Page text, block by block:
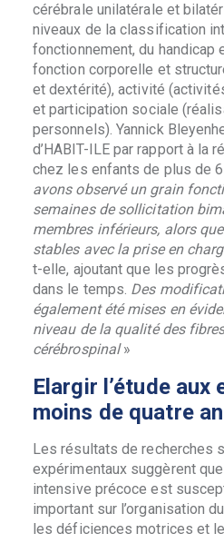
cérébrale unilatérale et
niveaux de la classification
fonctionnement, du handicap
fonction corporelle et
et dextérité), activité
et participation sociale
personnels). Yannick
d’HABIT-ILE par rapport à la
chez les enfants de plus de 6
avons observé un grain
semaines de sollicitation
membres inférieurs, alors
stables avec la prise en
t-elle, ajoutant que les
dans le temps. Des
également été mises en
niveau de la qualité des
cérébrospinal»
Elargir l’étude aux
moins de quatre
Les résultats de recherches
expérimentaux suggèrent
intensive précoce est
important sur l’organisation
les déficiences motrices et